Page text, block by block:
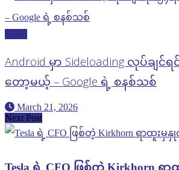
Android မှာ Sideloading လုပ်ချင်
တော့မယ့် – Google ရဲ့ စနစ်သစ်
March 21, 2026
Next Post
Tesla ရဲ့ CFO ဖြစ်တဲ့ Kirkhorn